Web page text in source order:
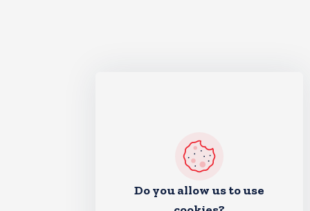
Do you allow us to use